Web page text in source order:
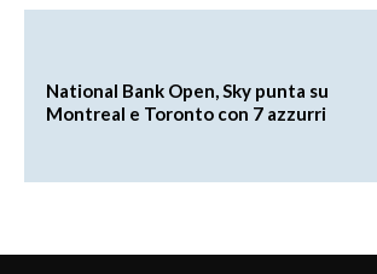
National Bank Open, Sky punta su
Montreal e Toronto con 7 azzurri